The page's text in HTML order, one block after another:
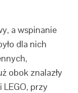
a wspinanie
dla nich
obok znalazły
przy